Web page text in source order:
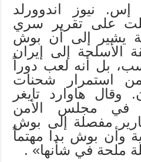
نيوز اندوورلد
على تقرير سري
يشير إلى أن بوش
الأسلحة إلى إيران
بل أنه لعب دوراً
استمرار شحنات
وقال هاوارد تايغر
في مجلس الأمن
مفصلة إلى بوش
وأن بوش بدا مهتماً
ملحة في شأنها» .